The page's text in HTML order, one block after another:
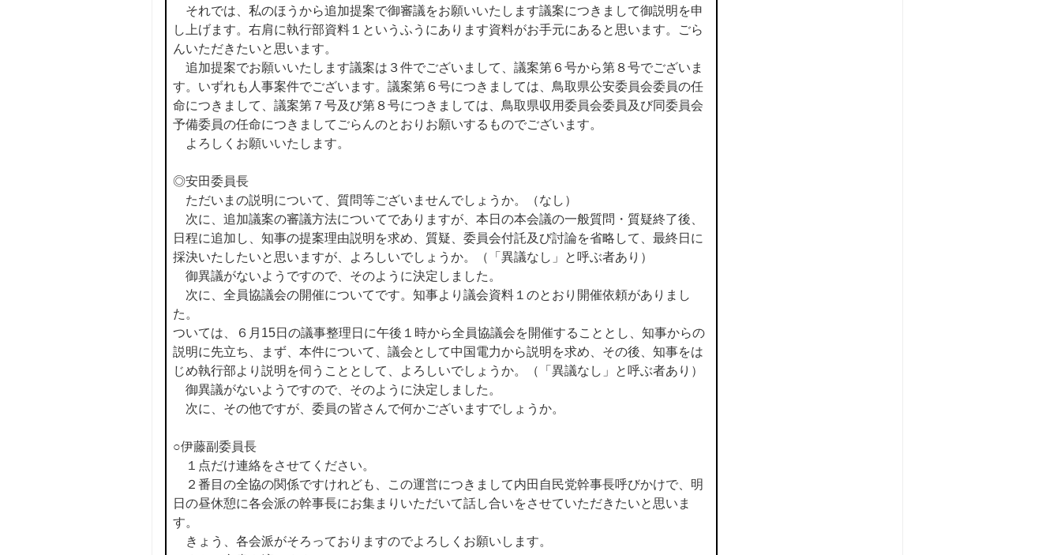
それでは、私のほうから追加提案で御審議をお願いいたします議案につきまして御説明を申
し上げます。右肩に執行部資料１というふうにあります資料がお手元にあると思います。ごら
んいただきたいと思います。
追加提案でお願いいたします議案は３件でございまして、議案第６号から第８号でございま
す。いずれも人事案件でございます。議案第６号につきましては、鳥取県公安委員会委員の任
命につきまして、議案第７号及び第８号につきましては、鳥取県収用委員会委員及び同委員会
予備委員の任命につきましてごらんのとおりお願いするものでございます。
よろしくお願いいたします。
◎安田委員長
ただいまの説明について、質問等ございませんでしょうか。（なし）
次に、追加議案の審議方法についてでありますが、本日の本会議の一般質問・質疑終了後、
日程に追加し、知事の提案理由説明を求め、質疑、委員会付託及び討論を省略して、最終日に
採決いたしたいと思いますが、よろしいでしょうか。（「異議なし」と呼ぶ者あり）
御異議がないようですので、そのように決定しました。
次に、全員協議会の開催についてです。知事より議会資料１のとおり開催依頼がありまし
た。
ついては、６月15日の議事整理日に午後１時から全員協議会を開催することとし、知事からの
説明に先立ち、まず、本件について、議会として中国電力から説明を求め、その後、知事をは
じめ執行部より説明を伺うこととして、よろしいでしょうか。（「異議なし」と呼ぶ者あり）
御異議がないようですので、そのように決定しました。
次に、その他ですが、委員の皆さんで何かございますでしょうか。
○伊藤副委員長
１点だけ連絡をさせてください。
２番目の全協の関係ですけれども、この運営につきまして内田自民党幹事長呼びかけで、明
日の昼休憩に各会派の幹事長にお集まりいただいて話し合いをさせていただきたいと思いま
す。
きょう、各会派がそろっておりますのでよろしくお願いします。